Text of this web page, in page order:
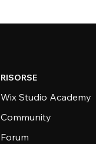
RISORSE
Wix Studio Academy
Community
Forum